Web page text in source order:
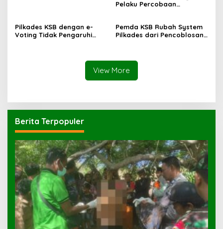
Pelaku Percobaan
Pilkades KSB dengan e-
Voting Tidak Pengaruhi
Pemda KSB Rubah System
Pilkades dari Pencoblosan
View More
Berita Terpopuler